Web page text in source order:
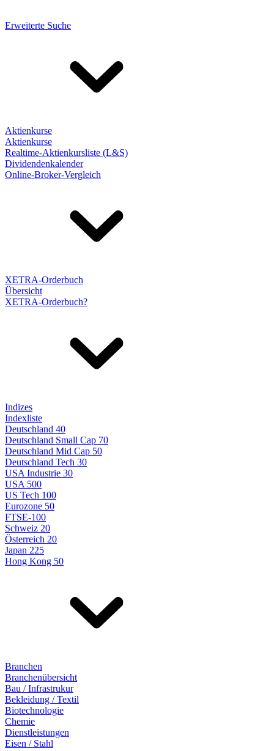
Erweiterte Suche
Aktienkurse
Aktienkurse
Realtime-Aktienkursliste (L&S)
Dividendenkalender
Online-Broker-Vergleich
XETRA-Orderbuch
Übersicht
XETRA-Orderbuch?
Indizes
Indexliste
Deutschland 40
Deutschland Small Cap 70
Deutschland Mid Cap 50
Deutschland Tech 30
USA Industrie 30
USA 500
US Tech 100
Eurozone 50
FTSE-100
Schweiz 20
Österreich 20
Japan 225
Hong Kong 50
Branchen
Branchenübersicht
Bau / Infrastrukur
Bekleidung / Textil
Biotechnologie
Chemie
Dienstleistungen
Eisen / Stahl